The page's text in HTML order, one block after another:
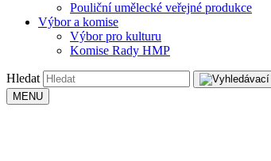
Pouliční umělecké veřejné produkce
Výbor a komise
Výbor pro kulturu
Komise Rady HMP
Hledat
MENU